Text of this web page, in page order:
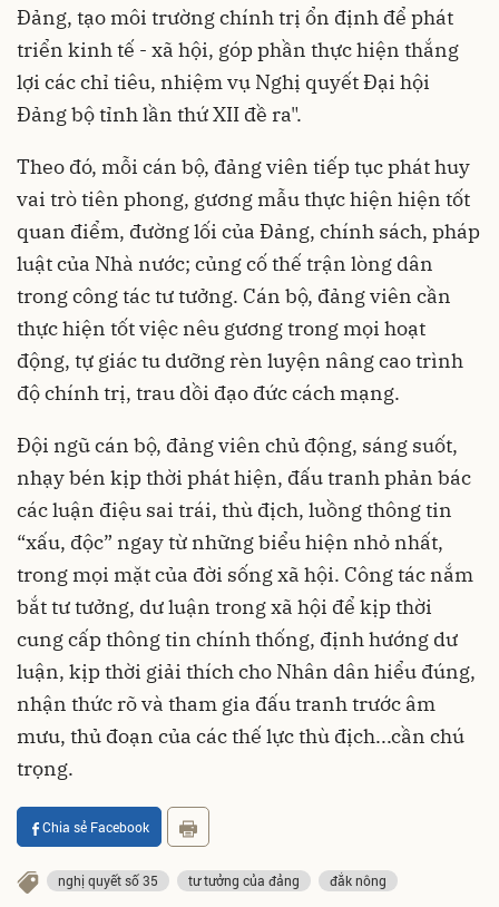
Đảng, tạo môi trường chính trị ổn định để phát
triển kinh tế - xã hội, góp phần thực hiện thắng
lợi các chỉ tiêu, nhiệm vụ Nghị quyết Đại hội
Đảng bộ tỉnh lần thứ XII đề ra".
Theo đó, mỗi cán bộ, đảng viên tiếp tục phát huy
vai trò tiên phong, gương mẫu thực hiện hiện tốt
quan điểm, đường lối của Đảng, chính sách, pháp
luật của Nhà nước; củng cố thế trận lòng dân
trong công tác tư tưởng. Cán bộ, đảng viên cần
thực hiện tốt việc nêu gương trong mọi hoạt
động, tự giác tu dưỡng rèn luyện nâng cao trình
độ chính trị, trau dồi đạo đức cách mạng.
Đội ngũ cán bộ, đảng viên chủ động, sáng suốt,
nhạy bén kịp thời phát hiện, đấu tranh phản bác
các luận điệu sai trái, thù địch, luồng thông tin
“xấu, độc” ngay từ những biểu hiện nhỏ nhất,
trong mọi mặt của đời sống xã hội. Công tác nắm
bắt tư tưởng, dư luận trong xã hội để kịp thời
cung cấp thông tin chính thống, định hướng dư
luận, kịp thời giải thích cho Nhân dân hiểu đúng,
nhận thức rõ và tham gia đấu tranh trước âm
mưu, thủ đoạn của các thế lực thù địch...cần chú
trọng.
Chia sẻ Facebook
nghị quyết số 35 tư tưởng của đảng đắk nông